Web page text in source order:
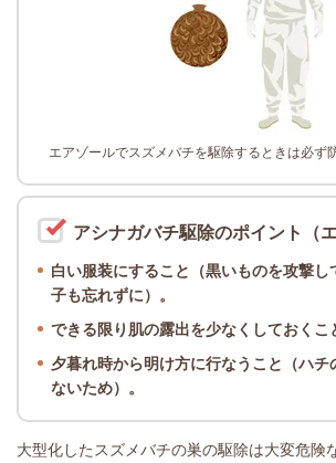
エアゾールでスズメバチを駆除するときは必ず
アシナガバチ駆除のポイント（
白い服装にすること（黒いものを攻撃し
子も忘れずに）。
できる限り肌の露出を少なくしておくこ
夕暮れ時から明け方に行なうこと（ハチ
ないため）。
大型化したスズメバチの巣の駆除は大変危険